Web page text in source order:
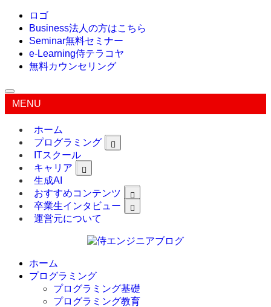
ロゴ
Business法人の方はこちら
Seminar無料セミナー
e-Learning侍テラコヤ
無料カウンセリング
MENU
ホーム
プログラミング
ITスクール
キャリア
生成AI
おすすめコンテンツ
卒業生インタビュー
運営元について
ホーム
プログラミング
プログラミング基礎
プログラミング教育